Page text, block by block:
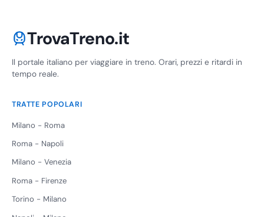
TrovaTreno.it
Il portale italiano per viaggiare in treno. Orari, prezzi e ritardi in
tempo reale.
TRATTE POPOLARI
Milano - Roma
Roma - Napoli
Milano - Venezia
Roma - Firenze
Torino - Milano